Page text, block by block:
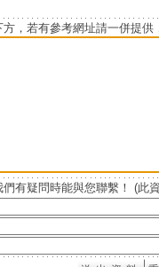
，若有參考網址請一併提供
有疑問時能與您聯繫！ (此